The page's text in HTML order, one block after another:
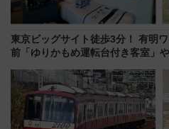
東京ビッグサイト徒歩3分！ 有明
前「ゆりかもめ運転台付き客室」